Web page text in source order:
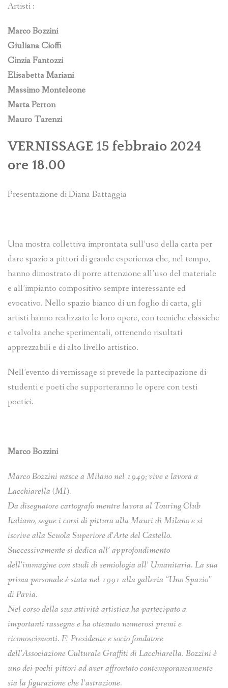
Artisti :
Marco Bozzini
Giuliana Cioffi
Cinzia Fantozzi
Elisabetta Mariani
Massimo Monteleone
Marta Perron
Mauro Tarenzi
VERNISSAGE 15 febbraio 2024
ore 18.00
Presentazione di Diana Battaggia
Una mostra collettiva improntata sull’uso della carta per
dare spazio a pittori di grande esperienza che, nel tempo,
hanno dimostrato di porre attenzione all’uso del materiale
e all’impianto compositivo sempre interessante ed
evocativo. Nello spazio bianco di un foglio di carta, gli
artisti hanno realizzato le loro opere, con tecniche classiche
e talvolta anche sperimentali, ottenendo risultati
apprezzabili e di alto livello artistico.
Nell’evento di vernissage si prevede la partecipazione di
studenti e poeti che supporteranno le opere con testi
poetici.
Marco Bozzini
Marco Bozzini nasce a Milano nel 1949; vive e lavora a
Lacchiarella (MI).
Da disegnatore cartografo mentre lavora al Touring Club
Italiano, segue i corsi di pittura alla Mauri di Milano e si
iscrive alla Scuola Superiore d’Arte del Castello.
Successivamente si dedica all’ approfondimento
dell’immagine con studi di semiologia all’ Umanitaria. La sua
prima personale è stata nel 1991 alla galleria “Uno Spazio”
di Pavia.
Nel corso della sua attività artistica ha partecipato a
importanti rassegne e ha ottenuto numerosi premi e
riconoscimenti. E’ Presidente e socio fondatore
dell’Associazione Culturale Graffiti di Lacchiarella. Bozzini è
uno dei pochi pittori ad aver affrontato contemporaneamente
sia la figurazione che l’astrazione.